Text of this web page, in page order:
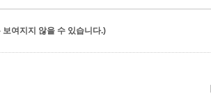
여지지 않을 수 있습니다.)